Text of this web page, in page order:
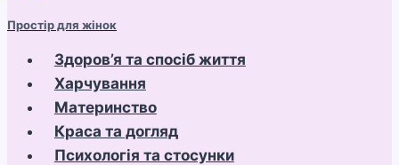
Простір для жінок
Здоров’я та спосіб життя
Харчування
Материнство
Краса та догляд
Психологія та стосунки